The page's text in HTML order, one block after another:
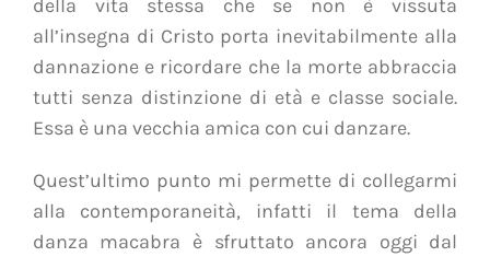
della vita stessa che se non è vissuta
all’insegna di Cristo porta inevitabilmente alla
dannazione e ricordare che la morte abbraccia
tutti senza distinzione di età e classe sociale.
Essa è una vecchia amica con cui danzare.
Quest’ultimo punto mi permette di collegarmi
alla contemporaneità, infatti il tema della
danza macabra è sfruttato ancora oggi dal